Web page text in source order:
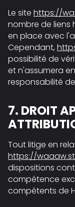
Le site https://
nombre de liens
en place avec
Cependant,
possibilité de
et n'assumera
responsabilité
7. DROIT
Tout litige en
https://
dispositions
compétence
compétents de